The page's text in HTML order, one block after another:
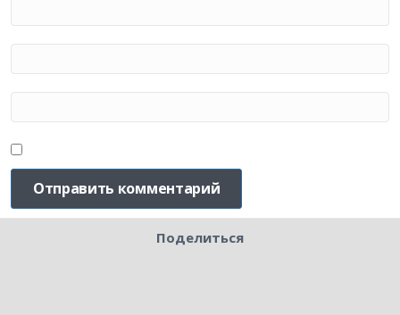
Поделиться